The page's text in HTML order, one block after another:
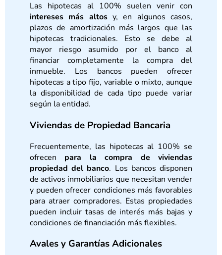
Las hipotecas al 100% suelen venir con
intereses más altosy, en algunos casos,
plazos de amortización más largos que las
hipotecas tradicionales. Esto se debe al
mayor riesgo asumido por el banco al
financiar completamente la compra del
inmueble. Los bancos pueden ofrecer
hipotecas a tipo fijo, variable o mixto, aunque
la disponibilidad de cada tipo puede variar
según la entidad.
Viviendas de Propiedad Bancaria
Frecuentemente, las hipotecas al 100% se
ofrecen para la compra de viviendas
propiedad del banco. Los bancos disponen
de activos inmobiliarios que necesitan vender
y pueden ofrecer condiciones más favorables
para atraer compradores. Estas propiedades
pueden incluir tasas de interés más bajas y
condiciones de financiación más flexibles.
Avales y Garantías Adicionales